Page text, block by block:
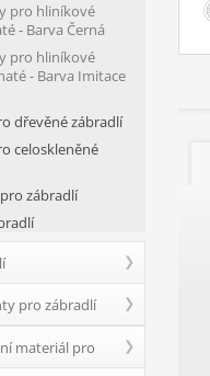
pro hliníkové
- Barva Černá
pro hliníkové
- Barva Imitace
dřevěné zábradlí
celoskleněné
zábradlí
pro zábradlí
materiál pro